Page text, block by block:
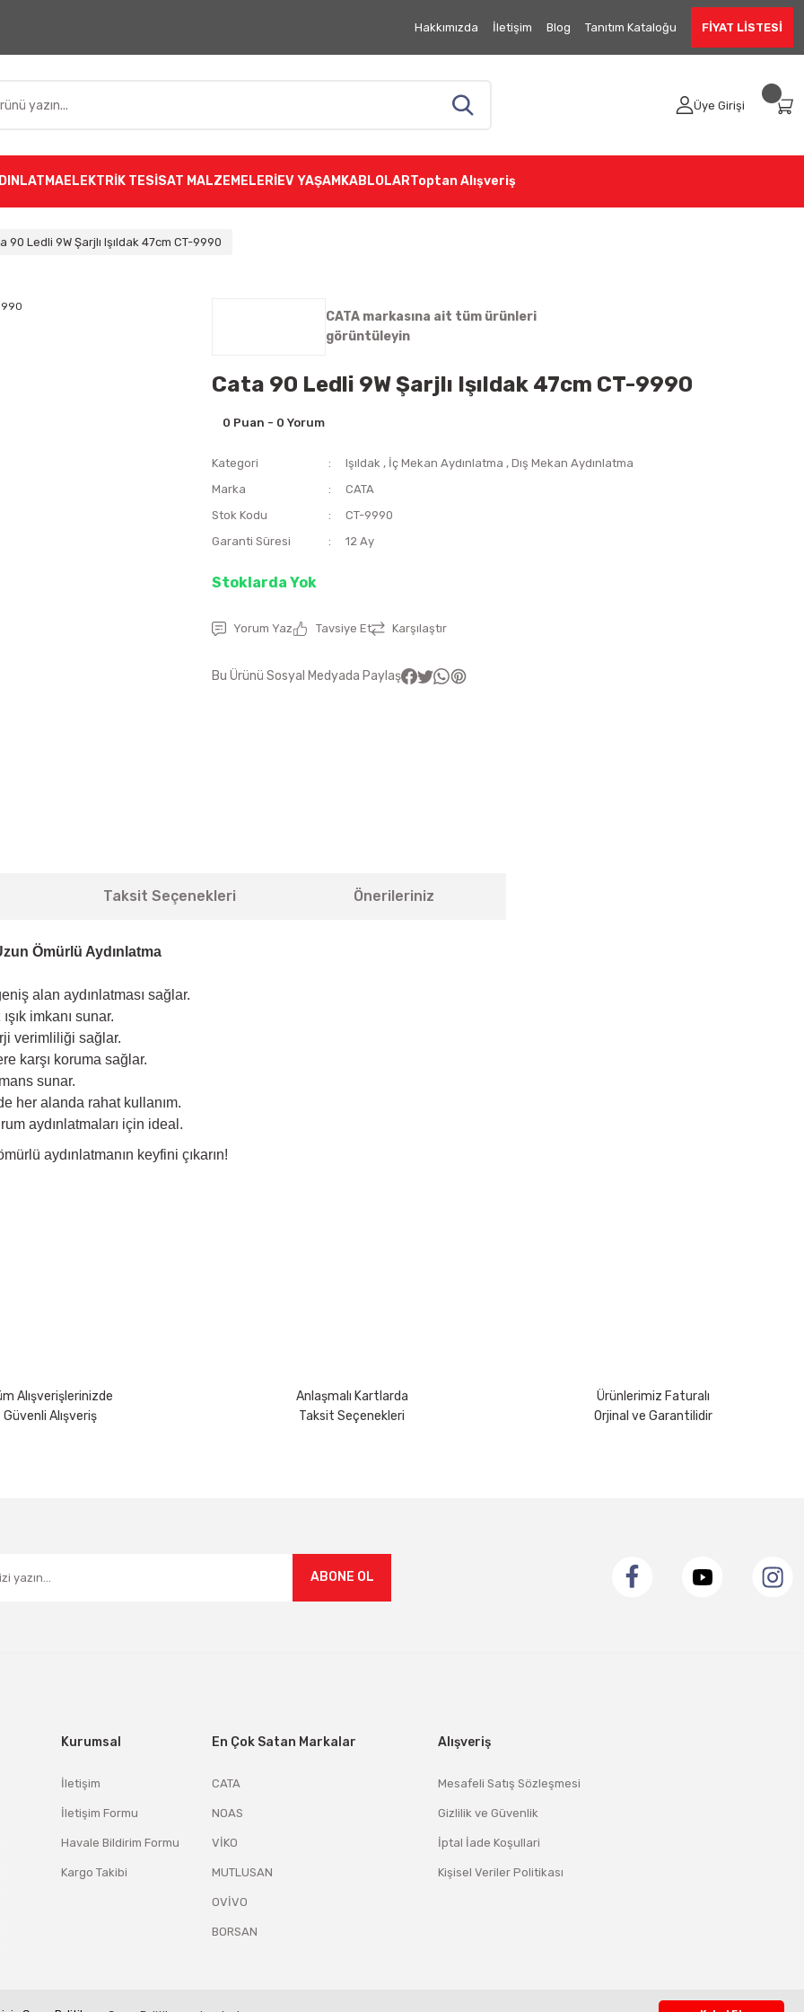
Hakkımızda İletişim Blog Tanıtım Kataloğu FİYAT LİSTESİ
Üye Girişi
ELEKTRİK TESİSAT MALZEMELERİEV YAŞAM KABLOLARToptan Alışveriş
90 Ledli 9W Şarjlı Işıldak 47cm CT-9990
CATA markasına ait tüm ürünleri
görüntüleyin
Cata 90 Ledli 9W Şarjlı Işıldak 47cm CT-9990
0 Puan - 0 Yorum
Kategori Işıldak , İç Mekan Aydınlatma , Dış Mekan Aydınlatma
Marka
CATA
Stok Kodu
CT-9990
Garanti Süresi
12 Ay
Stoklarda Yok
Yorum Yaz Tavsiye Et Karşılaştır
Bu Ürünü Sosyal Medyada Paylaş
Taksit Seçenekleri Önerileriniz
Ömürlü Aydınlatma
alan aydınlatması sağlar.
imkanı sunar.
verimliliği sağlar.
karşı koruma sağlar.
sunar.
her alanda rahat kullanım.
aydınlatmaları için ideal.
aydınlatmanın keyfini çıkarın!
Alışverişlerinizde
Güvenli Alışveriş
Anlaşmalı Kartlarda
Taksit Seçenekleri
Ürünlerimiz Faturalı
Orjinal ve Garantilidir
ABONE OL
Kurumsal
İletişim
İletişim Formu
Havale Bildirim Formu
Kargo Takibi
En Çok Satan Markalar
CATA
NOAS
VİKO
MUTLUSAN
OVİVO
BORSAN
Alışveriş
Mesafeli Satış Sözleşmesi
Gizlilik ve Güvenlik
İptal İade Koşullari
Kişisel Veriler Politikası